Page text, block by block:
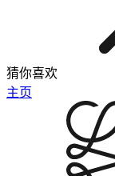
猜你喜欢
主页